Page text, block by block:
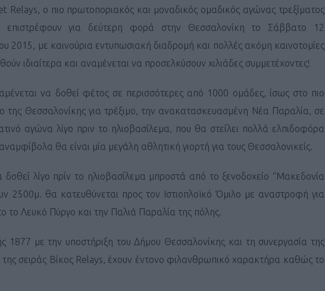
Relays, ο πιο πρωτοποριακός και μοναδικός ομαδικός αγώνας τρεξίματος
επιστρέφουν για δεύτερη φορά στην Θεσσαλονίκη το Σάββατο 12
2015, με καινούρια εντυπωσιακή διαδρομή και πολλές ακόμη καινοτομίες
ιδιαίτερα και αναμένεται να προσελκύσουν χιλιάδες συμμετέχοντες!
να δοθεί φέτος σε περισσότερες από 1000 ομάδες, ίσως στο πιο
της Θεσσαλονίκης για τρέξιμο, την ανακατασκευασμένη Νέα Παραλία, σε
αγώνα λίγο πριν το ηλιοβασίλεμα, που θα στείλει πολλά ελπιδοφόρα
θα είναι μία μεγάλη αθλητική γιορτή για τους Θεσσαλονικείς.
λίγο πρίν το ηλιοβασίλεμα μπροστά από το ξενοδοχείο “Μακεδονία
2500μ. θα κατευθύνεται προς τον Ιστιοπλοϊκό Όμιλο με αναστροφή για
το Λευκό Πύργο και την Παλιά Παραλία της πόλης.
με την υποστήριξη του Δήμου Θεσσαλονίκης και τη συνεργασία της
σειράς Βίκος Relays, έχουν έντονο φιλανθρωπικό χαρακτήρα καθώς το